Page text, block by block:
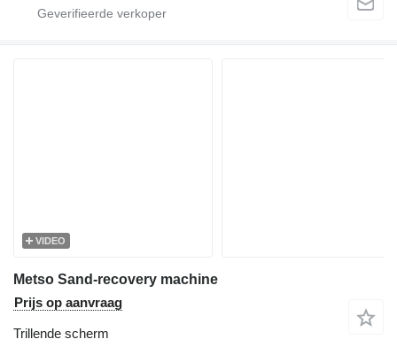
VIDEO
Metso Sand-recovery machine
Prijs op aanvraag
Trillende scherm